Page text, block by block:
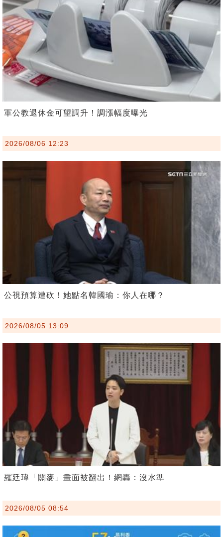
軍公教退休金可望調升！調漲幅度曝光
2026/08/06 12:23
公視預算遭砍！她點名韓國瑜：你人在哪？
2026/08/05 13:09
羅廷瑋「關麥」畫面被翻出！網轟：沒水準
2026/08/05 08:54